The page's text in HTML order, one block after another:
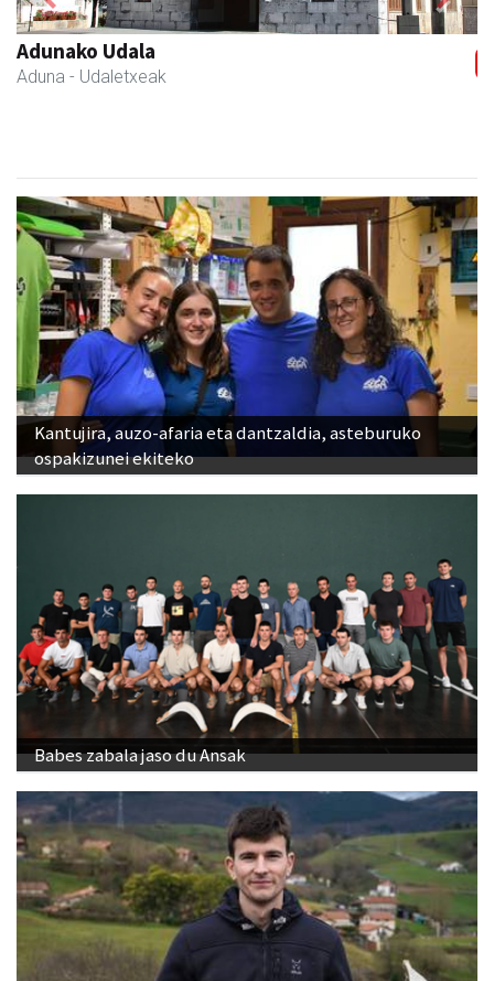
Izurtzu erretegia
Asteasu - Erretegia
Previous Next
Kantujira, auzo-afaria eta dantzaldia, asteburuko
ospakizunei ekiteko
Babes zabala jaso du Ansak